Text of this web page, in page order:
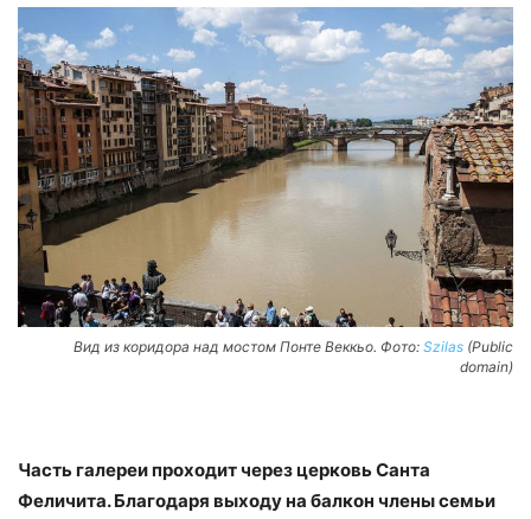
Вид из коридора над мостом Понте Веккьо. Фото: Szilas (Public
domain)
Часть галереи проходит через церковь Санта
Феличита. Благодаря выходу на балкон члены семьи